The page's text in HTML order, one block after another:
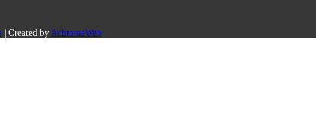
| Created by AchromeWeb